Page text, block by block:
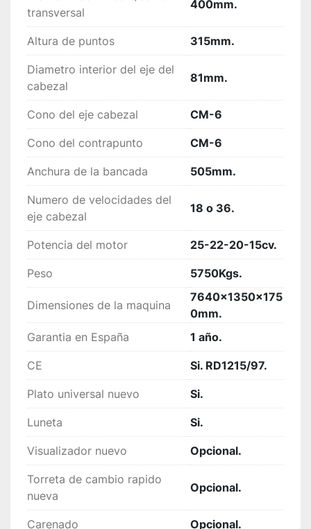
transversal
400mm.
Altura de puntos 315mm.
Diametro interior del eje del
cabezal
81mm.
Cono del eje cabezal CM-6
Cono del contrapunto CM-6
Anchura de la bancada 505mm.
Numero de velocidades del
eje cabezal
18 o 36.
Potencia del motor 25-22-20-15cv.
Peso 5750Kgs.
Dimensiones de la maquina
7640x1350x175
0mm.
Garantia en España
1 año.
CE Si. RD1215/97.
Plato universal nuevo Si.
Luneta Si.
Visualizador nuevo Opcional.
Torreta de cambio rapido
nueva
Opcional.
Carenado Opcional.